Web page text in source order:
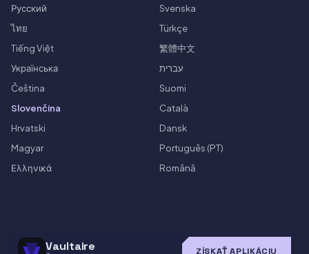
Vaultaire ZÍSKAŤ APLIKÁCIU
Русский
Svenska
ไทย
Türkçe
Tiếng Việt
繁體中文
Українська
עברית
Čeština
Suomi
Slovenčina
Català
Hrvatski
Dansk
Magyar
Português (PT)
Ελληνικά
Română